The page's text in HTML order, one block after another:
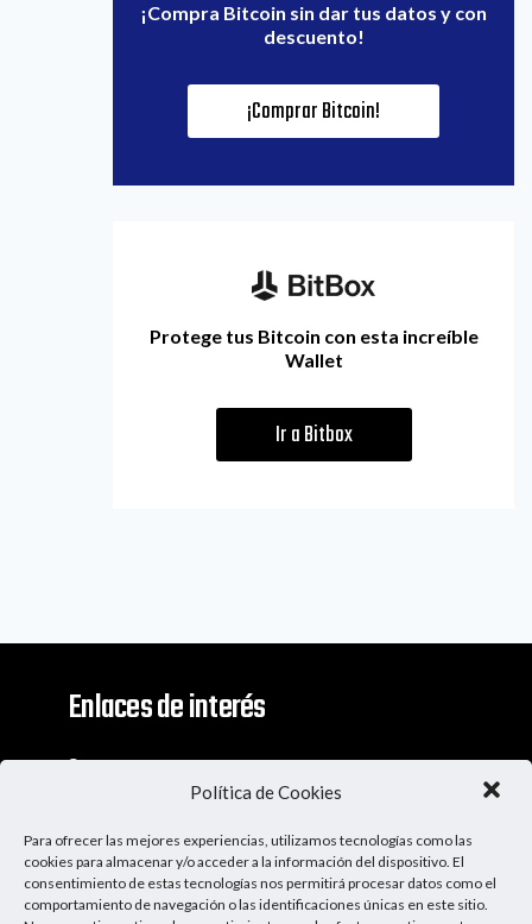
Política de Cookies
Para ofrecer las mejores experiencias, utilizamos tecnologías como las
cookies para almacenar y/o acceder a la información del dispositivo. El
consentimiento de estas tecnologías nos permitirá procesar datos como el
comportamiento de navegación o las identificaciones únicas en este sitio.
¡Compra Bitcoin sin dar tus datos y con
descuento!
¡Comprar Bitcoin!
Protege tus Bitcoin con esta increíble
Wallet
Ir a Bitbox
Enlaces de interés
Contacto
Descargo De Responsabilidad
Apoya al Podcast
Ser Patrocinador